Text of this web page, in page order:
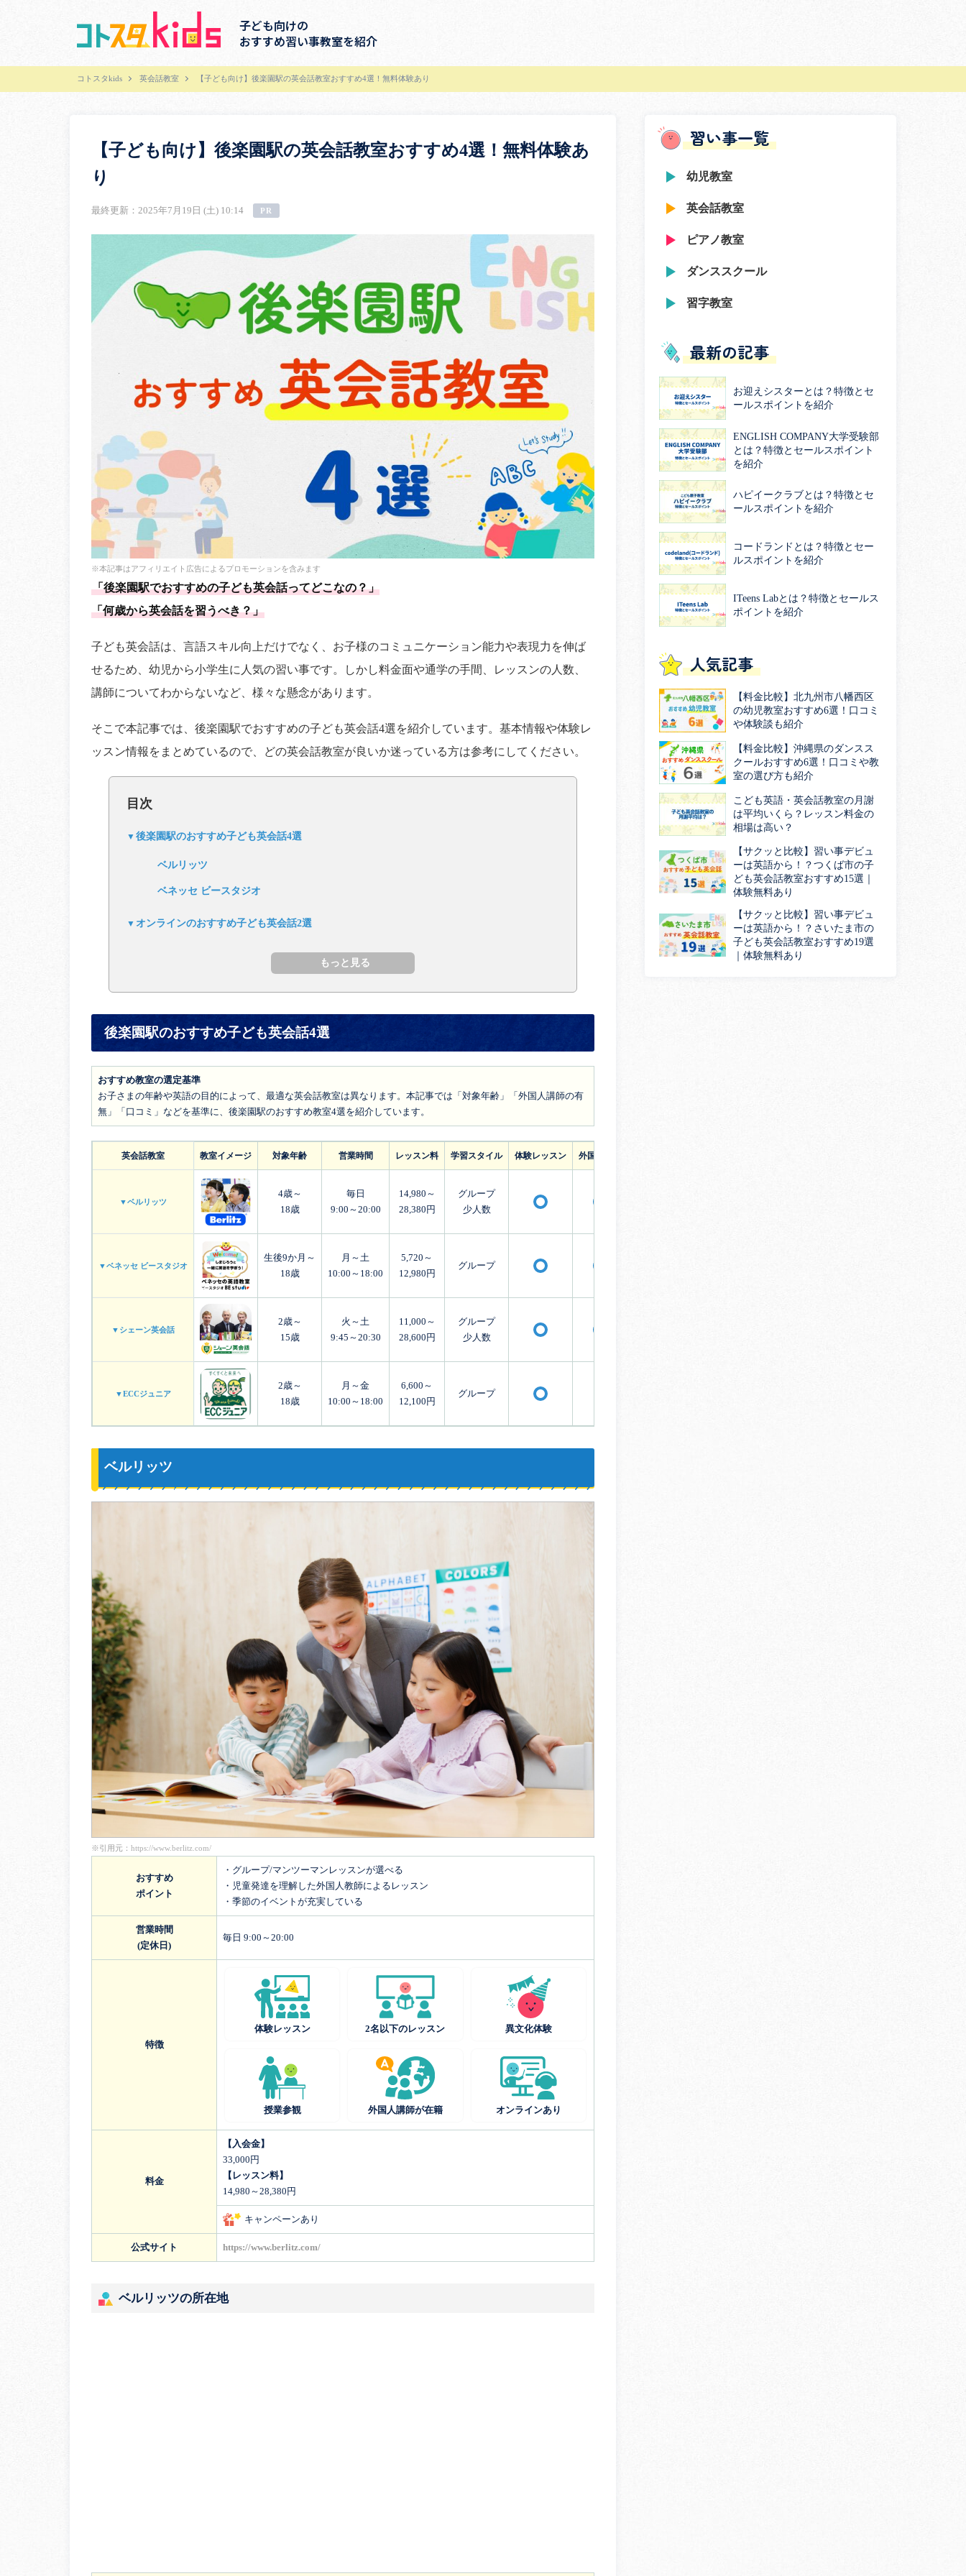
子ども向けの
おすすめ習い事教室を紹介
コトスタkids 英会話教室 【子ども向け】後楽園駅の英会話教室おすすめ4選！無料体験あり
【子ども向け】後楽園駅の英会話教室おすすめ4選！無料体験あ
り
最終更新：2025年7月19日 (土) 10:14 PR
※本記事はアフィリエイト広告によるプロモーションを含みます
「後楽園駅でおすすめの子ども英会話ってどこなの？」
「何歳から英会話を習うべき？」
子ども英会話は、言語スキル向上だけでなく、お子様のコミュニケーション能力や表現力を伸ば
せるため、幼児から小学生に人気の習い事です。しかし料金面や通学の手間、レッスンの人数、
講師についてわからないなど、様々な懸念があります。
そこで本記事では、後楽園駅でおすすめの子ども英会話4選を紹介しています。基本情報や体験レ
ッスン情報をまとめているので、どの英会話教室が良いか迷っている方は参考にしてください。
目次
後楽園駅のおすすめ子ども英会話4選
ベルリッツ
ベネッセ ビースタジオ
オンラインのおすすめ子ども英会話2選
後楽園駅のおすすめ子ども英会話4選
おすすめ教室の選定基準
お子さまの年齢や英語の目的によって、最適な英会話教室は異なります。本記事では「対象年齢」「外国人講師の有
無」「口コミ」などを基準に、後楽園駅のおすすめ教室4選を紹介しています。
英会話教室 教室イメージ 対象年齢 営業時間 レッスン料 学習スタイル 体験レッスン 外国人講師
▼ベルリッツ
4歳～
18歳
毎日
9:00～20:00
14,980～
28,380円
グループ
少人数
▼ベネッセ ビースタジオ
生後9か月～
18歳
月～土
10:00～18:00
5,720～
12,980円
グループ
▼シェーン英会話
2歳～
15歳
火～土
9:45～20:30
11,000～
28,600円
グループ
少人数
▼ECCジュニア
2歳～
18歳
月～金
10:00～18:00
6,600～
12,100円
グループ
ベルリッツ
※引用元： https://www.berlitz.com/
おすすめ
ポイント
・グループ/マンツーマンレッスンが選べる
・児童発達を理解した外国人教師によるレッスン
・季節のイベントが充実している
営業時間
(定休日)
毎日 9:00～20:00
特徴
体験レッスン 2名以下のレッスン 異文化体験
授業参観 外国人講師が在籍 オンラインあり
料金
【入会金】
33,000円
【レッスン料】
14,980～28,380円
キャンペーンあり
公式サイト https://www.berlitz.com/
ベルリッツの所在地
習い事一覧
幼児教室
英会話教室
ピアノ教室
ダンススクール
習字教室
最新の記事
お迎えシスターとは？特徴とセ
ールスポイントを紹介
ENGLISH COMPANY大学受験部
とは？特徴とセールスポイント
を紹介
ハピイークラブとは？特徴とセ
ールスポイントを紹介
コードランドとは？特徴とセー
ルスポイントを紹介
ITeens Labとは？特徴とセールス
ポイントを紹介
人気記事
【料金比較】北九州市八幡西区
の幼児教室おすすめ6選！口コミ
や体験談も紹介
【料金比較】沖縄県のダンスス
クールおすすめ6選！口コミや教
室の選び方も紹介
こども英語・英会話教室の月謝
は平均いくら？レッスン料金の
相場は高い？
【サクッと比較】習い事デビュ
ーは英語から！？つくば市の子
ども英会話教室おすすめ15選｜
体験無料あり
【サクッと比較】習い事デビュ
ーは英語から！？さいたま市の
子ども英会話教室おすすめ19選
｜体験無料あり